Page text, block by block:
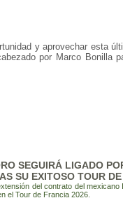
y aprovechar esta
por Marco Bonilla
SEGUIRÁ LIGADO
SU EXITOSO TOUR
del contrato del
el Tour de Francia 2026.